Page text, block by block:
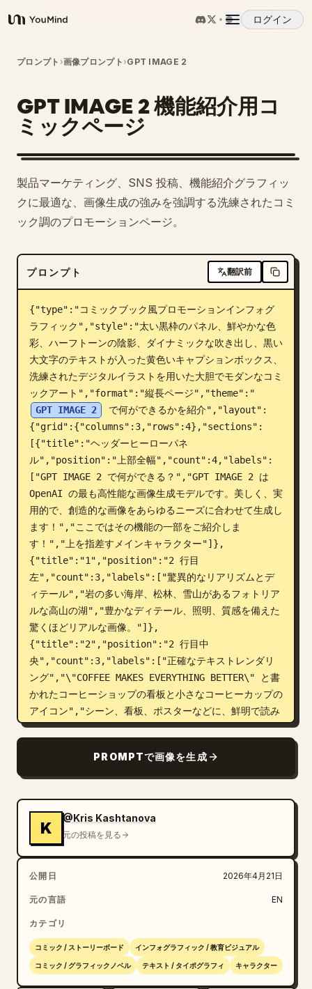
YouMind
ログイン
概要
ユースケース
スキル
プロンプト
ダウンロード
ブログ
更新情報
プロンプト ›画像プロンプト ›GPT IMAGE 2
GPT IMAGE 2 機能紹介用コ
ミックページ
製品マーケティング、SNS 投稿、機能紹介グラフィッ
クに最適な、画像生成の強みを強調する洗練されたコミ
ック調のプロモーションページ。
プロンプト 翻訳前
{"type":"コミックブック風プロモーションインフォグ
ラフィック","style":"太い黒枠のパネル、鮮やかな色
彩、ハーフトーンの陰影、ダイナミックな吹き出し、黒い
大文字のテキストが入った黄色いキャプションボックス、
洗練されたデジタルイラストを用いた大胆でモダンなコミ
ックアート","format":"縦長ページ","theme":"
GPT IMAGE 2
で何ができるかを紹介","layout":
{"grid":{"columns":3,"rows":4},"sections":
[{"title":"ヘッダーヒーローパネ
ル","position":"上部全幅","count":4,"labels":
["GPT IMAGE 2 で何ができる？","GPT IMAGE 2 は
OpenAI の最も高性能な画像生成モデルです。美しく、実
用的で、創造的な画像をあらゆるニーズに合わせて生成し
ます！","ここではその機能の一部をご紹介しま
す！","上を指差すメインキャラクター"]},
{"title":"1","position":"2 行目
左","count":3,"labels":["驚異的なリアリズムとデ
ィテール","岩の多い海岸、松林、雪山があるフォトリア
ルな高山の湖","豊かなディテール、照明、質感を備えた
驚くほどリアルな画像。"]},
{"title":"2","position":"2 行目中
央","count":3,"labels":["正確なテキストレンダリ
ング","\"COFFEE MAKES EVERYTHING BETTER\" と書
かれたコーヒーショップの看板と小さなコーヒーカップの
アイコン","シーン、看板、ポスターなどに、鮮明で読み
やすいテキストを配置。"]},
右","count":3,"labels":["複雑なシーンと構図","夕
暮れ時の塔、橋、崖、滝がそびえる精巧なファンタジー都
で処理。"]},{"title":"4","position":"3 行目
左","count":3,"labels":["アートスタイルと創造
性","巨大な月を背景に宇宙飛行士が一人佇むレトロな
SF 風の砂漠シーン、オレンジレッドのパレット","漫
画、アニメ、絵画、スケッチ、3D など、あらゆるスタイ
ルに対応。"]},{"title":"5","position":"3 行目中
きなポートレート 1 枚と小さなポートレートのバリエー
ション 3 枚","感情、ポーズ、個性を備えた表情豊かな
キャラクター。","合計 4 つの顔・表情パネル"]},
PROMPTで画像を生成
K
@Kris Kashtanova
元の投稿を見る
公開日 2026年4月21日
元の言語 EN
カテゴリ
コミック / ストーリーボード インフォグラフィック / 教育ビジュアル
コミック / グラフィックノベル テキスト / タイポグラフィ キャラクター